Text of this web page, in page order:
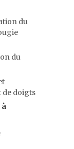
du
du
de doigts